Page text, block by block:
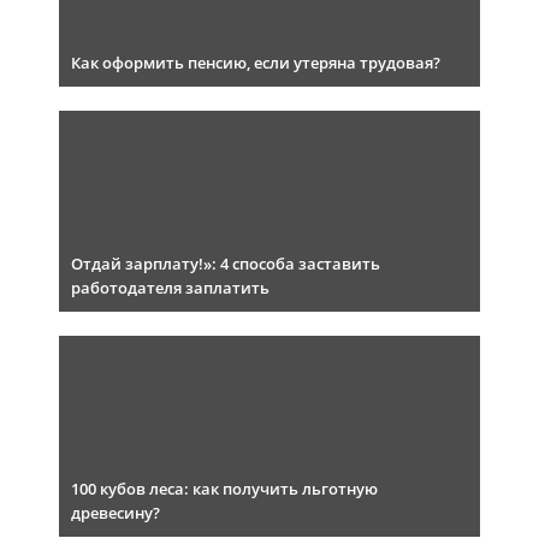
Как оформить пенсию, если утеряна трудовая?
Отдай зарплату!»: 4 способа заставить
работодателя заплатить
100 кубов леса: как получить льготную
древесину?